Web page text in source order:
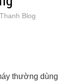
Blog
thường dùng